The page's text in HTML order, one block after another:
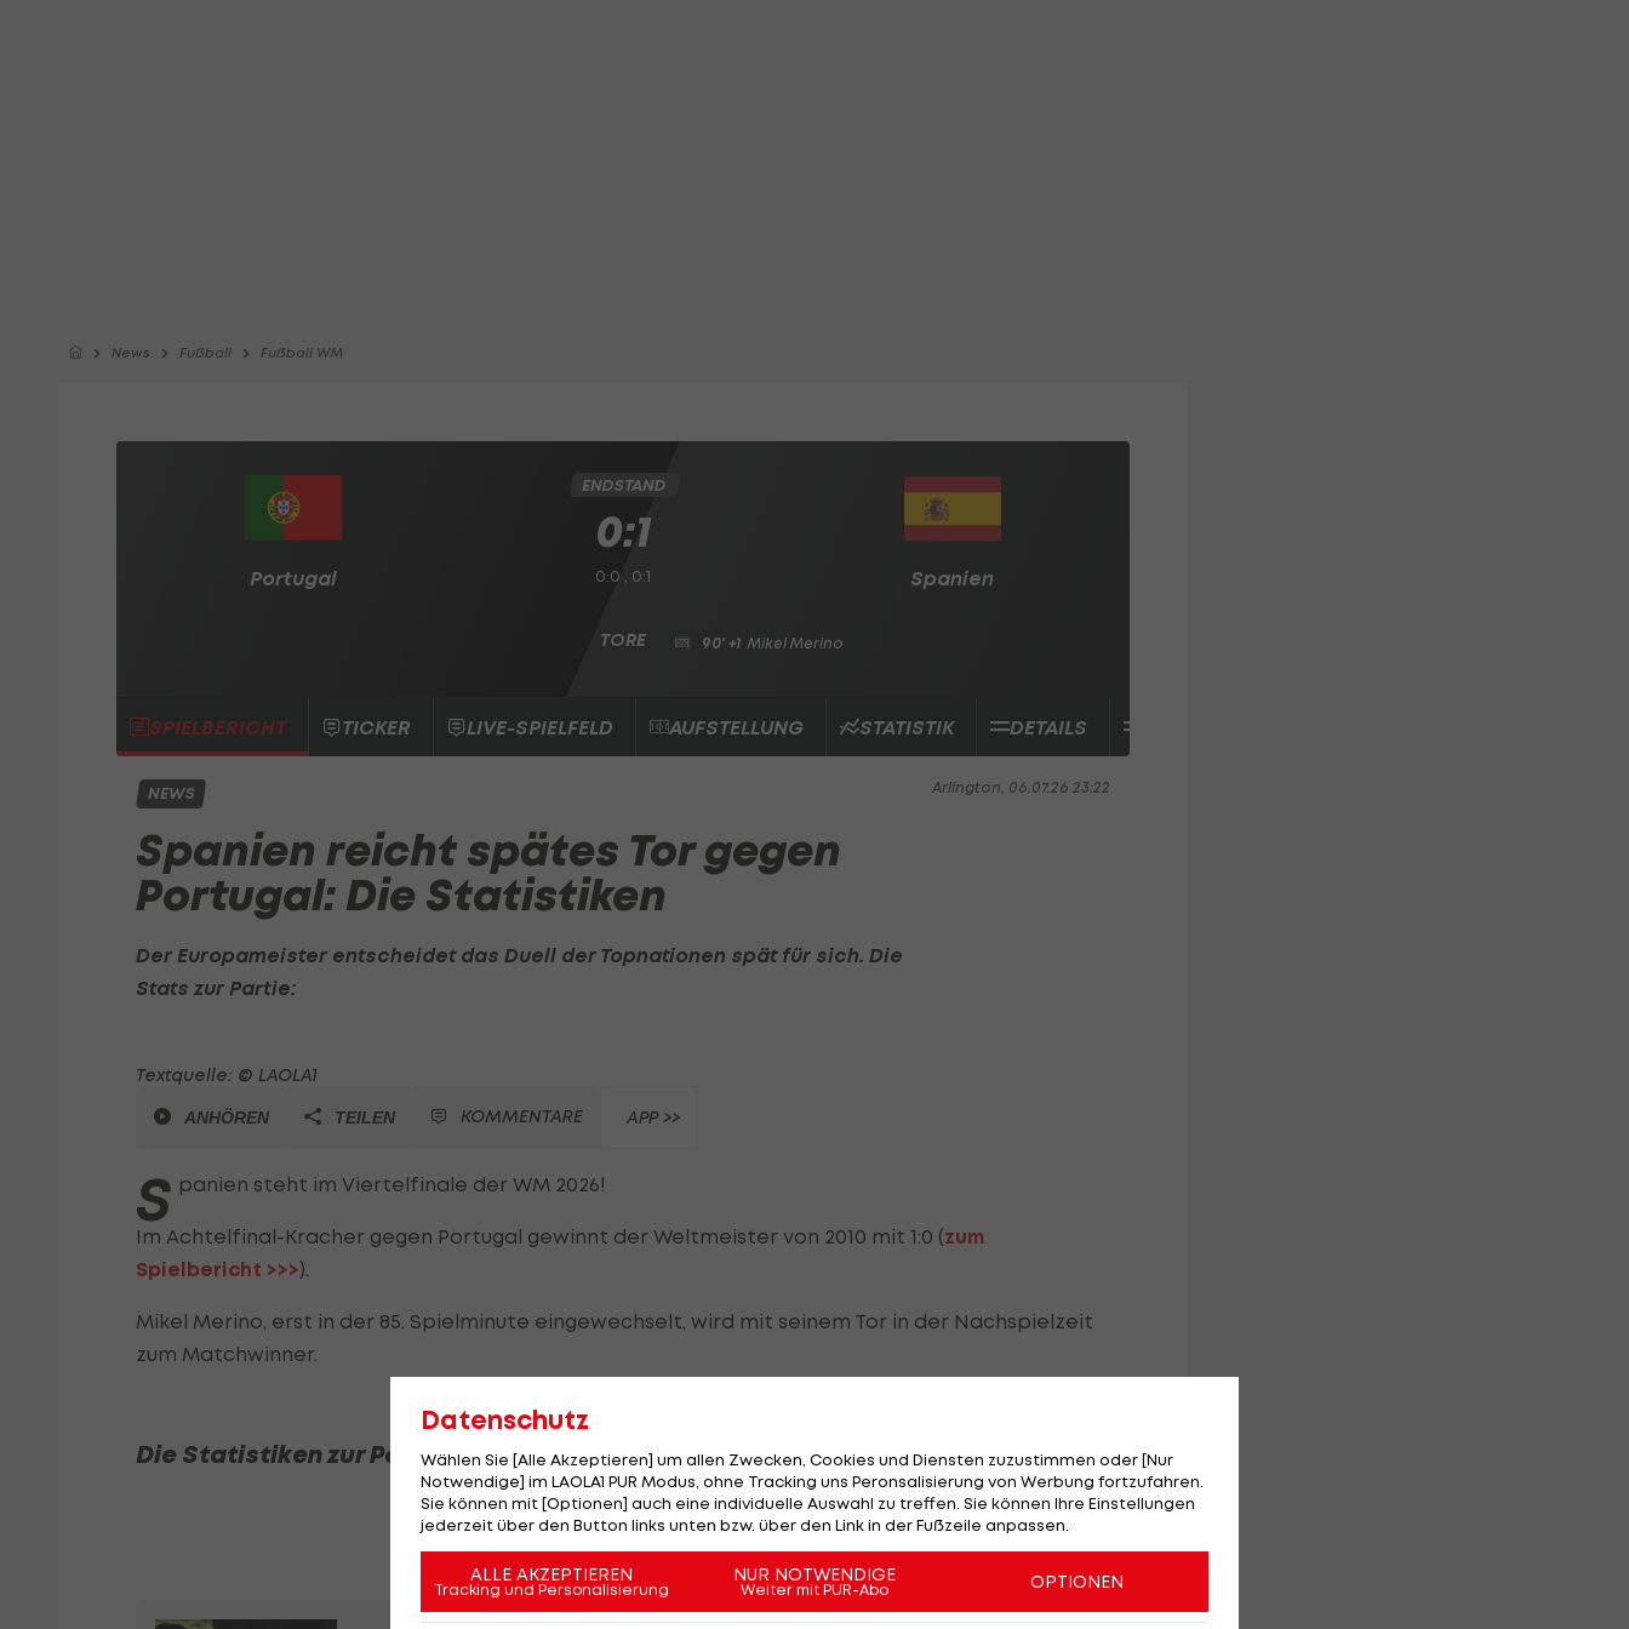
News Fußball Fußball WM
Portugal Spanien
ENDSTAND
0:1
0:0 , 0:1
90' +1 Mikel Merino
SPIELBERICHT TICKER LIVE-SPIELFELD AUFSTELLUNG STATISTIK DETAILS
Arlington, 06.07.26 23:22
NEWS
Spanien reicht spätes Tor gegen
Portugal: Die Statistiken
Der Europameister entscheidet das Duell der Topnationen spät für sich. Die
Stats zur Partie:
Textquelle: © LAOLA1
ANHÖREN TEILEN KOMMENTARE APP >>
S panien steht im Viertelfinale der WM 2026!
Im Achtelfinal-Kracher gegen Portugal gewinnt der Weltmeister von 2010 mit 1:0 (zum
Spielbericht >>>).
Mikel Merino, erst in der 85. Spielminute eingewechselt, wird mit seinem Tor in der Nachspielzeit
zum Matchwinner.
Die Statistiken zur Partie:
Am Stammtisch bei Andy
Ogris: Adi Niederkorn
Datenschutz
Wählen Sie [Alle Akzeptieren] um allen Zwecken, Cookies und Diensten zuzustimmen oder [Nur
Notwendige] im LAOLA1 PUR Modus, ohne Tracking uns Peronsalisierung von Werbung fortzufahren.
Sie können mit [Optionen] auch eine individuelle Auswahl zu treffen. Sie können Ihre Einstellungen
jederzeit über den Button links unten bzw. über den Link in der Fußzeile anpassen.
ALLE AKZEPTIEREN
Tracking und Personalisierung
NUR NOTWENDIGE
Weiter mit PUR-Abo OPTIONEN